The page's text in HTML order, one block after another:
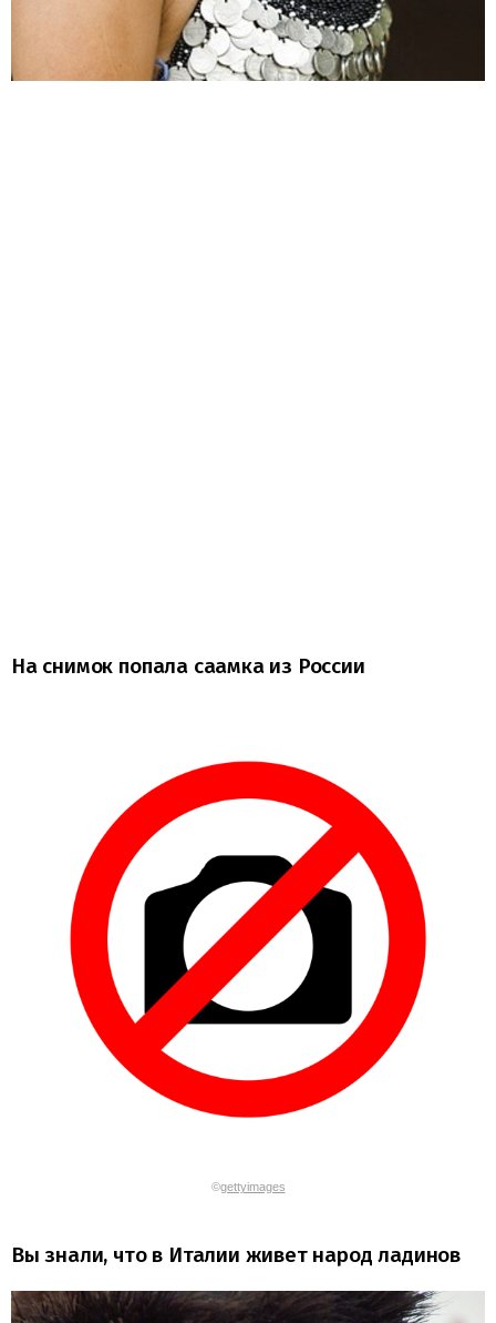
На снимок попала саамка из России
©gettyimages
Вы знали, что в Италии живет народ ладинов